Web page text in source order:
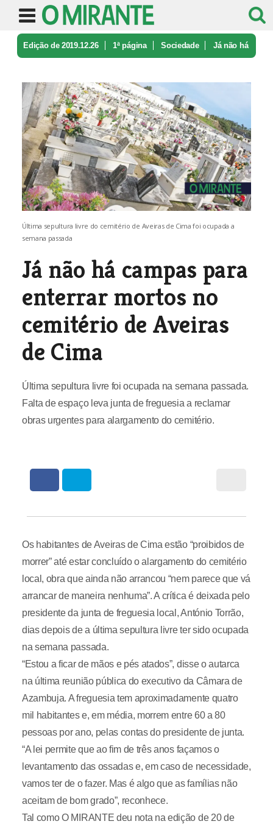
Edição de 2019.12.26 1ª página Sociedade Já não há
Última sepultura livre do cemitério de Aveiras de Cima foi ocupada a
semana passada
Já não há campas para
enterrar mortos no
cemitério de Aveiras
de Cima
Última sepultura livre foi ocupada na semana passada.
Falta de espaço leva junta de freguesia a reclamar
obras urgentes para alargamento do cemitério.
Os habitantes de Aveiras de Cima estão “proibidos de
morrer” até estar concluído o alargamento do cemitério
local, obra que ainda não arrancou “nem parece que vá
arrancar de maneira nenhuma”. A crítica é deixada pelo
presidente da junta de freguesia local, António Torrão,
dias depois de a última sepultura livre ter sido ocupada
na semana passada.
“Estou a ficar de mãos e pés atados”, disse o autarca
na última reunião pública do executivo da Câmara de
Azambuja. A freguesia tem aproximadamente quatro
mil habitantes e, em média, morrem entre 60 a 80
pessoas por ano, pelas contas do presidente de junta.
“A lei permite que ao fim de três anos façamos o
levantamento das ossadas e, em caso de necessidade,
vamos ter de o fazer. Mas é algo que as famílias não
aceitam de bom grado”, reconhece.
Tal como O MIRANTE deu nota na edição de 20 de